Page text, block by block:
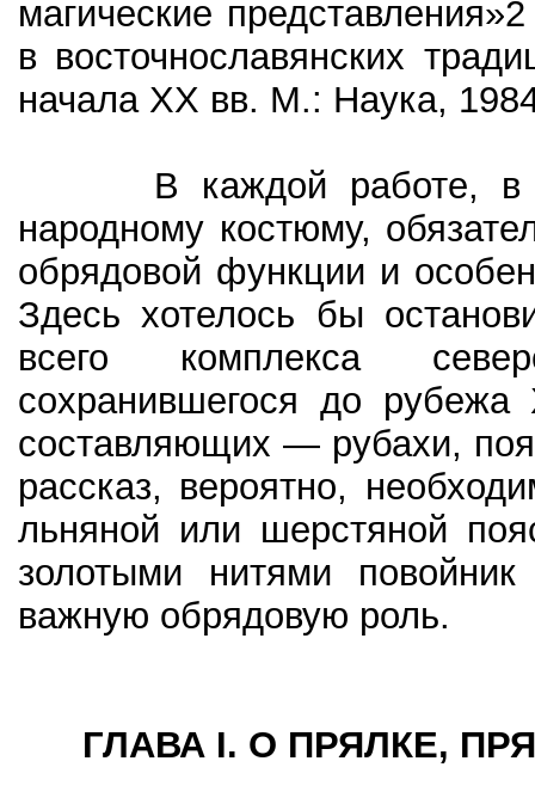
магические
в восточнославянских
начала XX вв. М.: Наука,
В каждой работе, в
народному костюму,
обрядовой функции и
Здесь хотелось бы
всего комплекса
сохранившегося до
составляющих — рубахи,
рассказ, вероятно,
льняной или шерстяной
золотыми нитями
важную обрядовую роль.
ГЛАВА I. О ПРЯЛКЕ,